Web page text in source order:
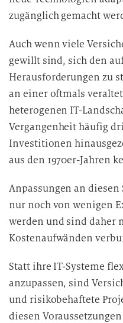
zugänglich gemacht
Auch wenn viele
gewillt sind, sich den
Herausforderungen zu
an einer oftmals
heterogenen IT-
Vergangenheit häufig
Investitionen
aus den 1970er-Jahren
Anpassungen an
nur noch von wenigen
werden und sind daher
Kostenaufwänden
Statt ihre IT-Systeme
anzupassen, sind
und risikobehaftete
diesen